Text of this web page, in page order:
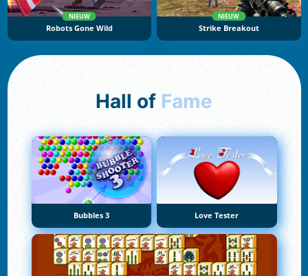
NIEUW
Robots Gone Wild
NIEUW
Strike Breakout
Hall of Fame
Bubbles 3 Love Tester